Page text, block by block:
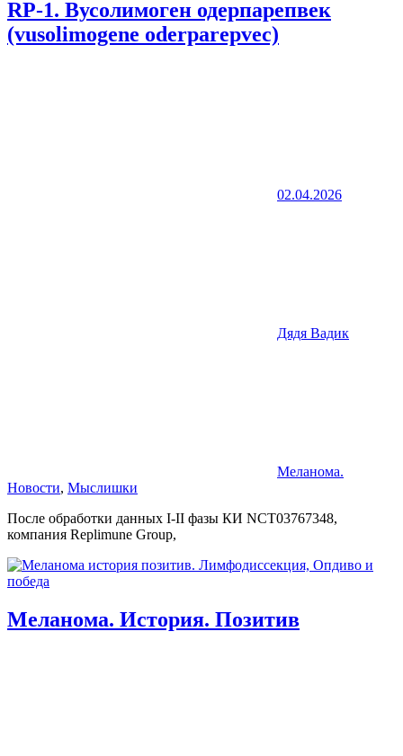
RP-1. Вусолимоген одерпарепвек
(vusolimogene oderparepvec)
02.04.2026
Дядя Вадик
Меланома.
Новости, Мыслишки
После обработки данных I-II фазы КИ NCT03767348,
компания Replimune Group,
Меланома. История. Позитив